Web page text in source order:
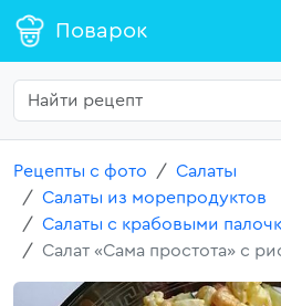
Поварок
Рецепты с фото
Салаты
Салаты из морепродуктов
Салаты с крабовыми
Салат «Сама простота» с